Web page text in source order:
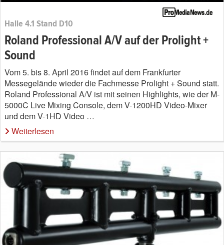
Halle 4.1 Stand D10
Roland Professional A/V auf der Prolight +
Sound
Vom 5. bis 8. April 2016 findet auf dem Frankfurter
Messegelände wieder die Fachmesse Prolight + Sound statt.
Roland Professional A/V ist mit seinen Highlights, wie der M-
5000C Live Mixing Console, dem V-1200HD Video-Mixer
und dem V-1HD Video …
Weiterlesen